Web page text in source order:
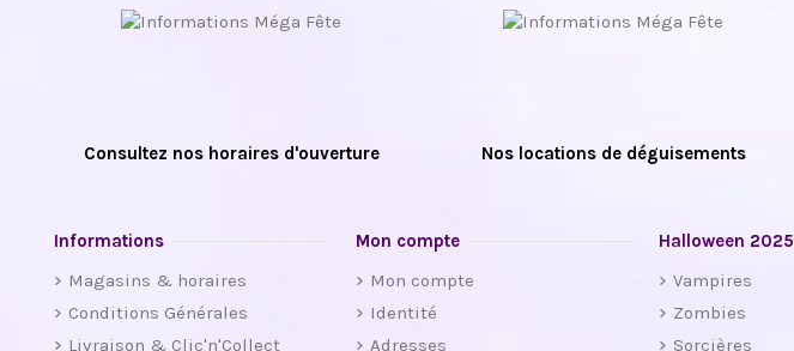
Consultez nos horaires d'ouverture Nos locations de déguisements
Informations
Magasins & horaires
Conditions Générales
Livraison & Clic'n'Collect
Mon compte
Mon compte
Identité
Adresses
Halloween 2025
Vampires
Zombies
Sorcières